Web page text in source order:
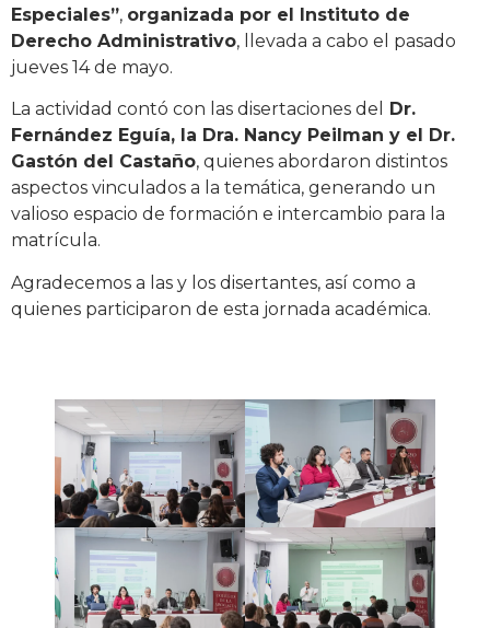
Especiales”, organizada por el Instituto de
Derecho Administrativo, llevada a cabo el pasado
jueves 14 de mayo.
La actividad contó con las disertaciones del
Dr.
Fernández Eguía, la Dra. Nancy Peilman y el Dr.
Gastón del Castaño, quienes abordaron distintos
aspectos vinculados a la temática, generando un
valioso espacio de formación e intercambio para la
matrícula.
Agradecemos a las y los disertantes, así como a
quienes participaron de esta jornada académica.